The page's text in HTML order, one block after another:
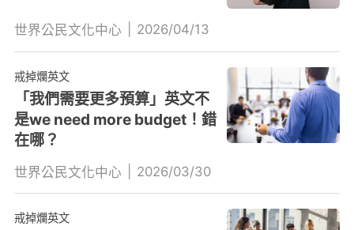
世界公民文化中心 2026/04/13
戒掉爛英文
「我們需要更多預算」英文不
是we need more budget！錯
在哪？
世界公民文化中心 2026/03/30
戒掉爛英文